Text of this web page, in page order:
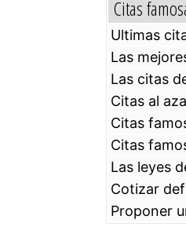
Citas
Ultimas
Las
Las citas
Citas al
Citas
Citas
Las leyes
Cotizar
Proponer